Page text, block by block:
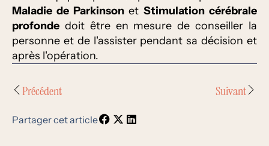
Maladie de ParkinsonetStimulation cérébrale
profonde doit être en mesure de conseiller la
personne et de l'assister pendant sa décision et
après l'opération.
Précédent Suivant
Partager cet article